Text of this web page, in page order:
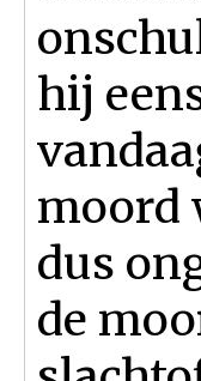
hij
moord
dus
de